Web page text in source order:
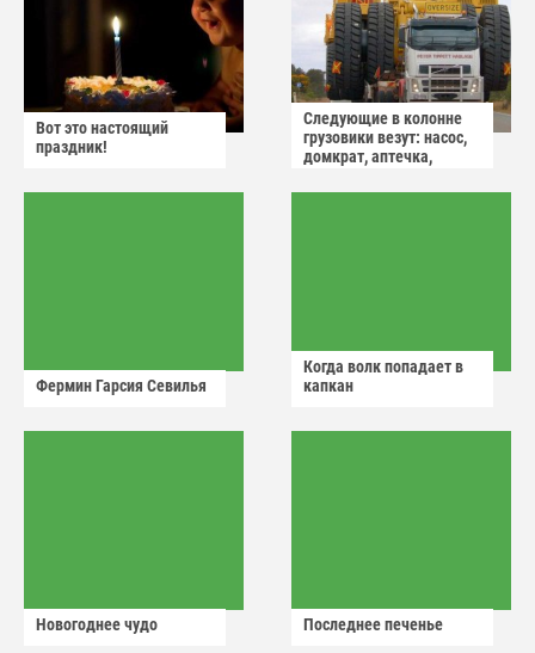
Вот это настоящий
праздник!
Следующие в колонне
грузовики везут: насос,
домкрат, аптечка,
Фермин Гарсия Севилья
Когда волк попадает в
капкан
Новогоднее чудо Последнее печенье